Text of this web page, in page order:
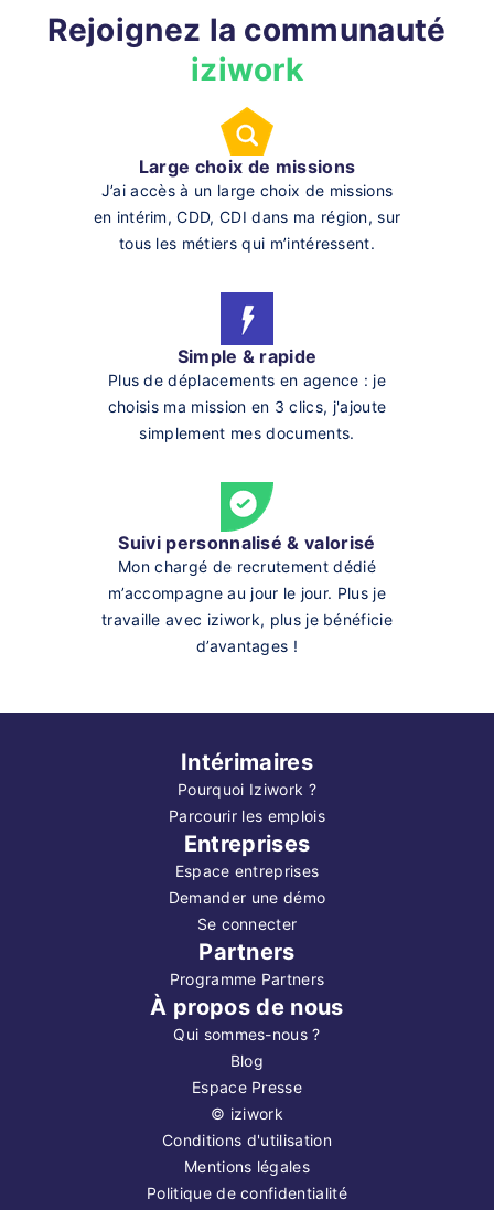
Rejoignez la communauté
iziwork
Large choix de missions
J’ai accès à un large choix de missions
en intérim, CDD, CDI dans ma région, sur
tous les métiers qui m’intéressent.
Simple & rapide
Plus de déplacements en agence : je
choisis ma mission en 3 clics, j'ajoute
simplement mes documents.
Suivi personnalisé & valorisé
Mon chargé de recrutement dédié
m’accompagne au jour le jour. Plus je
travaille avec iziwork, plus je bénéficie
d’avantages !
Intérimaires
Pourquoi Iziwork ?
Parcourir les emplois
Entreprises
Espace entreprises
Demander une démo
Se connecter
Partners
Programme Partners
À propos de nous
Qui sommes-nous ?
Blog
Espace Presse
© iziwork
Conditions d'utilisation
Mentions légales
Politique de confidentialité